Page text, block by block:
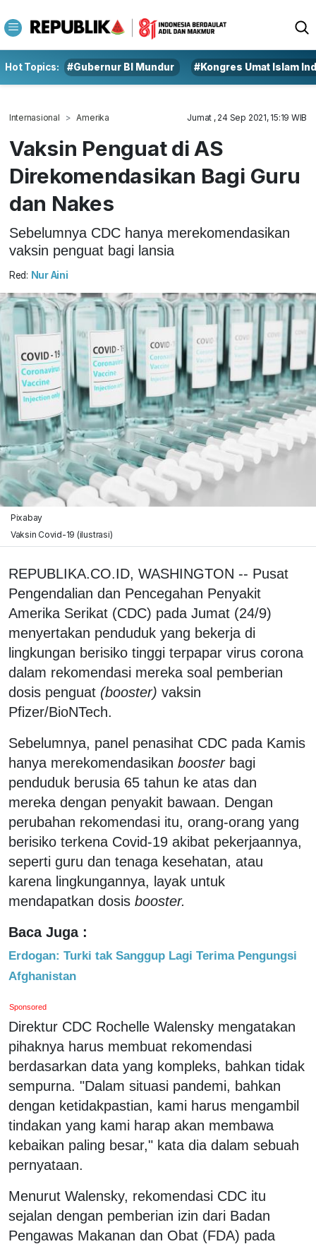
Hot Topics: #Gubernur BI Mundur #Kongres Umat Islam
Internasional Amerika Jumat , 24 Sep 2021, 15:19 WIB
Vaksin Penguat di AS
Direkomendasikan Bagi Guru
dan Nakes
Sebelumnya CDC hanya merekomendasikan
vaksin penguat bagi lansia
Red: Nur Aini
Pixabay
Vaksin Covid-19 (ilustrasi)
REPUBLIKA.CO.ID, WASHINGTON -- Pusat
Pengendalian dan Pencegahan Penyakit
Amerika Serikat (CDC) pada Jumat (24/9)
menyertakan penduduk yang bekerja di
lingkungan berisiko tinggi terpapar virus corona
dalam rekomendasi mereka soal pemberian
dosis penguat (booster) vaksin
Pfizer/BioNTech.
Sebelumnya, panel penasihat CDC pada Kamis
hanya merekomendasikan boosterbagi
penduduk berusia 65 tahun ke atas dan
mereka dengan penyakit bawaan. Dengan
perubahan rekomendasi itu, orang-orang yang
berisiko terkena Covid-19 akibat pekerjaannya,
seperti guru dan tenaga kesehatan, atau
karena lingkungannya, layak untuk
mendapatkan dosis booster.
Baca Juga :
Erdogan: Turki tak Sanggup Lagi Terima Pengungsi
Afghanistan
Sponsored
Direktur CDC Rochelle Walensky mengatakan
pihaknya harus membuat rekomendasi
berdasarkan data yang kompleks, bahkan tidak
sempurna. "Dalam situasi pandemi, bahkan
dengan ketidakpastian, kami harus mengambil
tindakan yang kami harap akan membawa
kebaikan paling besar," kata dia dalam sebuah
pernyataan.
Menurut Walensky, rekomendasi CDC itu
sejalan dengan pemberian izin dari Badan
Pengawas Makanan dan Obat (FDA) pada